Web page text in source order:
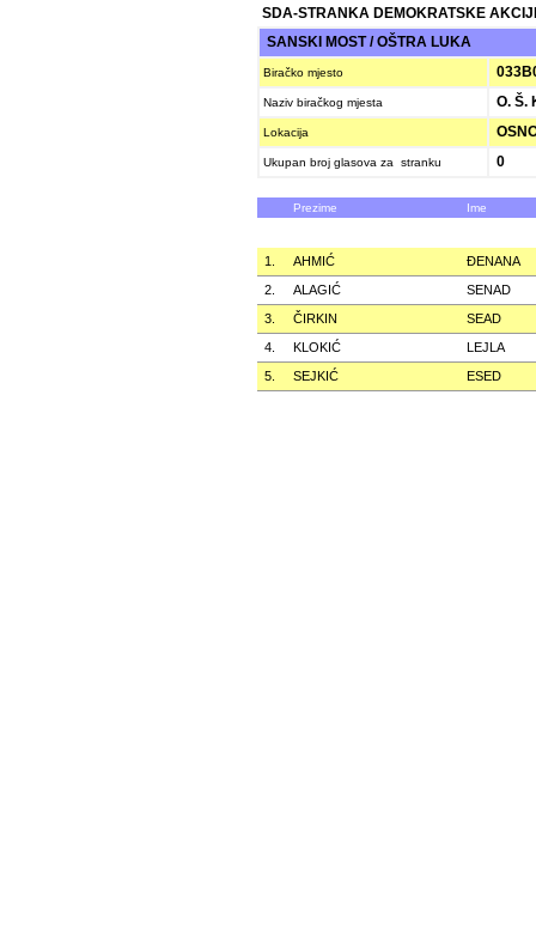
SDA-STRANKA DEMOKRATSKE
SANSKI MOST / OŠTRA LUKA
Biračko mjesto
Naziv biračkog mjesta O. Š.
Lokacija
Ukupan broj glasova za stranku 0
Prezime Ime
1. AHMIĆ
ÐENANA
2.
ALAGIĆ
SENAD
3.
ČIRKIN
SEAD
4.
KLOKIĆ
LEJLA
5.
SEJKIĆ ESED